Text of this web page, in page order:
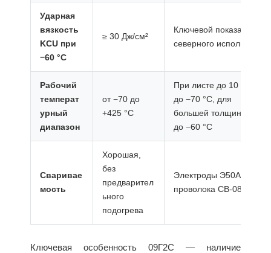
Ударная
вязкость
KCU при
−60 °C
≥ 30 Дж/см²
Ключевой показатель
северного исполнения
Рабочий
температ
урный
диапазон
от −70 до
+425 °C
При листе до 10 мм —
до −70 °C, для
большей толщины —
до −60 °C
Сваривае
мость
Хорошая,
без
предварител
ьного
подогрева
Электроды Э50А, Э50,
проволока СВ-08Г2С
Ключевая особенность 09Г2С — наличие